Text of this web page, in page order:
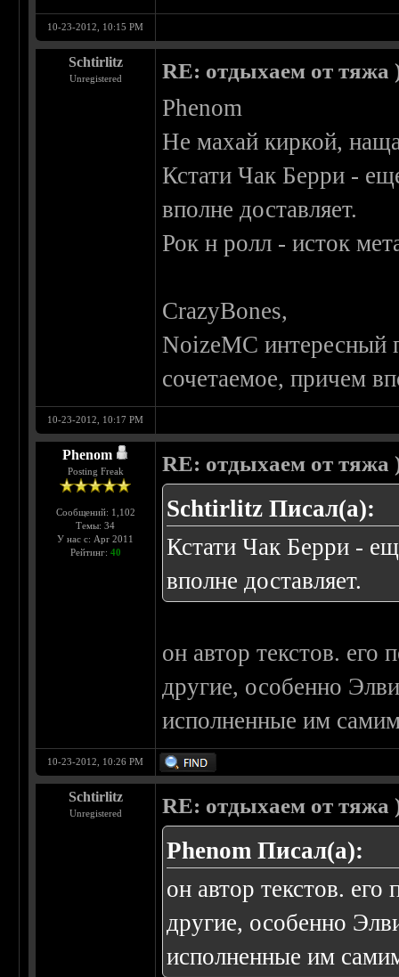
10-23-2012, 10:15 PM
Schtirlitz
Unregistered RE: отдыхаем от тяжа
Phenom
Не махай киркой,
Кстати Чак Берри -
вполне доставляет.
Рок н ролл - исток
CrazyBones,
NoizeMC интересный
сочетаемое, причем
10-23-2012, 10:17 PM
Phenom
Posting Freak
Сообщений: 1,102
Темы: 34
У нас с: Apr 2011
Рейтинг: 40
RE: отдыхаем от тяжа
Schtirlitz Писал(а):
Кстати Чак Берри -
вполне доставляет.
он автор текстов. его
другие, особенно
исполненные им
10-23-2012, 10:26 PM
Schtirlitz
Unregistered RE: отдыхаем от тяжа
Phenom Писал(а):
он автор текстов.
другие, особенно
исполненные им